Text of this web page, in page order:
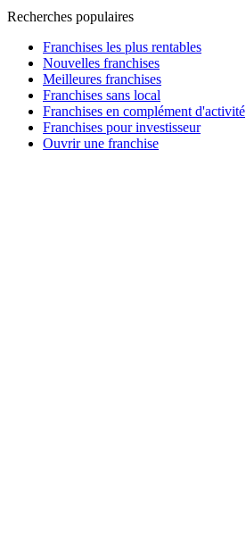
Recherches populaires
Franchises les plus rentables
Nouvelles franchises
Meilleures franchises
Franchises sans local
Franchises en complément d'activité
Franchises pour investisseur
Ouvrir une franchise